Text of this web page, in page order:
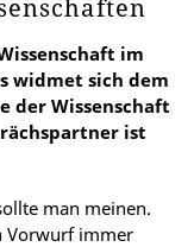
im
widmet sich dem
der Wissenschaft
ist
man meinen.
Vorwurf immer